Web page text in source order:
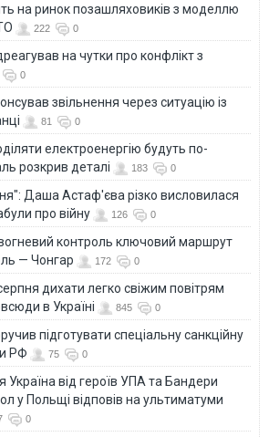
на ринок позашляховиків з моделлю
222 0
на чутки про конфлікт з
0
звільнення через ситуацію із
81 0
електроенергію будуть по-
розкрив деталі
183 0
Даша Астаф'єва різко висловилася
про війну
126 0
контроль ключовий маршрут
— Чонгар
172 0
дихати легко свіжим повітрям
в Україні
845 0
підготувати спеціальну санкційну
РФ
75 0
Україна від героїв УПА та Бандери
у Польщі відповів на ультиматуми
0